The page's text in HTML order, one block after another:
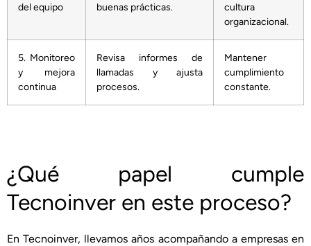
del equipo
buenas prácticas.
cultura
organizacional.
5. Monitoreo
y mejora
continua
Revisa informes de
llamadas y ajusta
procesos.
Mantener
cumplimiento
constante.
¿Qué papel cumple
Tecnoinver en este proceso?
En Tecnoinver, llevamos años acompañando a empresas en